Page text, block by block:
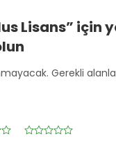
Lisans” için
Gerekli